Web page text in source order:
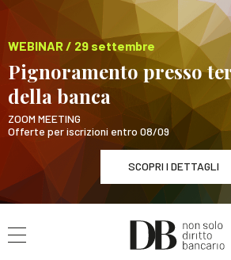
WEBINAR / 29 settembre
Pignoramento presso
della banca
ZOOM MEETING
Offerte per iscrizioni entro 08/09
SCOPRI I DETTAGLI
WEBINAR / 29 settembre
Pignoramento presso terzi e ruolo